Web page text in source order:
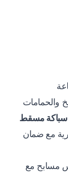
والحمامات
مسقط
مع ضمان
مسابح مع